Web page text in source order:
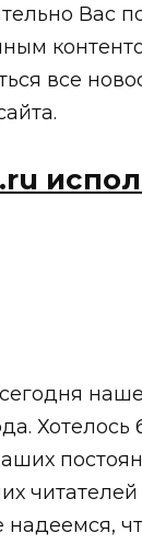
Вас
все
Хотелось
читателей
надеемся,